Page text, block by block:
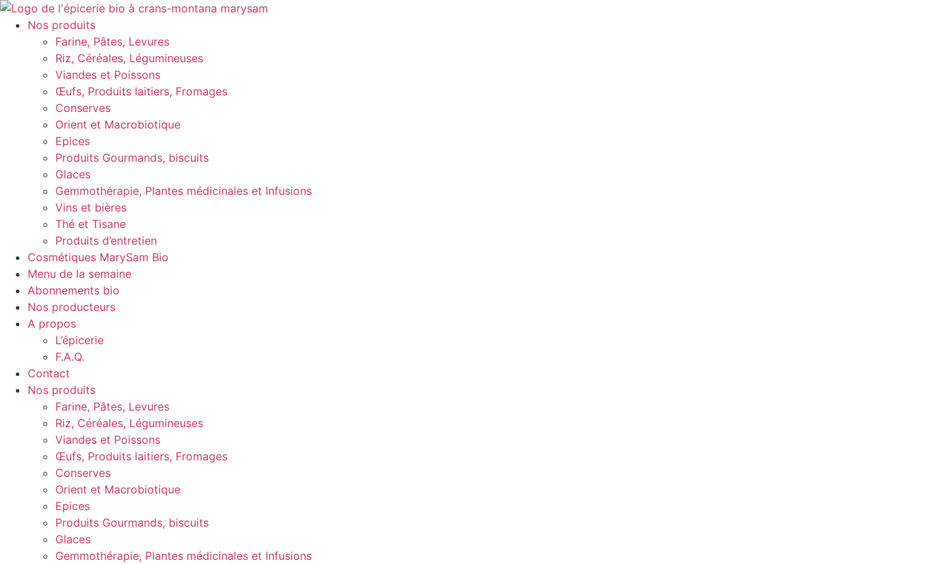
Aller
Nos produits
Farine, Pâtes, Levures
Riz, Céréales, Légumineuses
Viandes et Poissons
Œufs, Produits laitiers, Fromages
Conserves
Orient et Macrobiotique
Epices
Produits Gourmands, biscuits
Glaces
Gemmothérapie, Plantes médicinales et Infusions
Vins et bières
Thé et Tisane
Produits d’entretien
Cosmétiques MarySam Bio
Menu de la semaine
Abonnements bio
Nos producteurs
A propos
L’épicerie
F.A.Q.
Contact
Nos produits
Farine, Pâtes, Levures
Riz, Céréales, Légumineuses
Viandes et Poissons
Œufs, Produits laitiers, Fromages
Conserves
Orient et Macrobiotique
Epices
Produits Gourmands, biscuits
Glaces
Gemmothérapie, Plantes médicinales et Infusions